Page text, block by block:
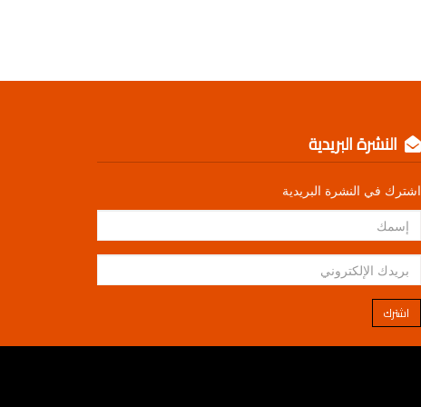
النشرة البريدية
اشترك في النشرة البريدية
اشترك